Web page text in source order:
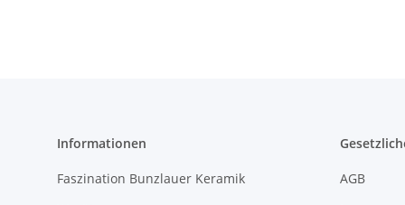
Informationen
Faszination Bunzlauer Keramik
AGB